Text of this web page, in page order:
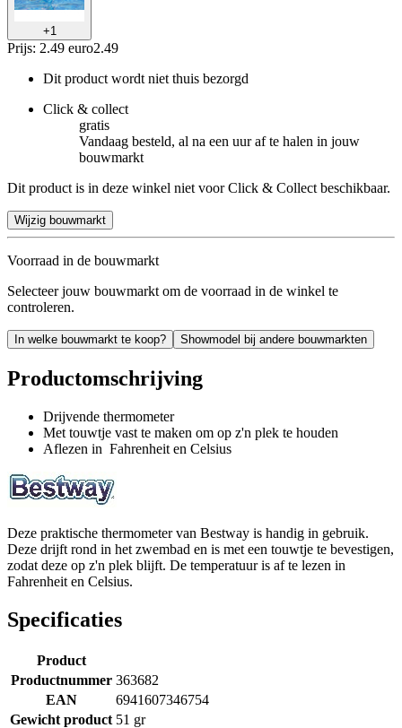
+1
Prijs: 2.49 euro2.49
Dit product wordt niet thuis bezorgd
Click & collect
gratis
Vandaag besteld, al na een uur af te halen in jouw
bouwmarkt
Dit product is in deze winkel niet voor Click & Collect beschikbaar.
Wijzig bouwmarkt
Voorraad in de bouwmarkt
Selecteer jouw bouwmarkt om de voorraad in de winkel te
controleren.
In welke bouwmarkt te koop? Showmodel bij andere bouwmarkten
Productomschrijving
Drijvende thermometer
Met touwtje vast te maken om op z'n plek te houden
Aflezen in Fahrenheit en Celsius
Deze praktische thermometer van Bestway is handig in gebruik.
Deze drijft rond in het zwembad en is met een touwtje te bevestigen,
zodat deze op z'n plek blijft. De temperatuur is af te lezen in
Fahrenheit en Celsius.
Specificaties
Product
Productnummer 363682
EAN
6941607346754
Gewicht product 51 gr